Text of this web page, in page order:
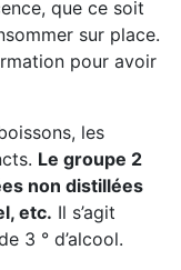
que ce soit
sur place.
pour avoir
les
Le groupe 2
non distillées
etc. Il s’agit
3 ° d’alcool.